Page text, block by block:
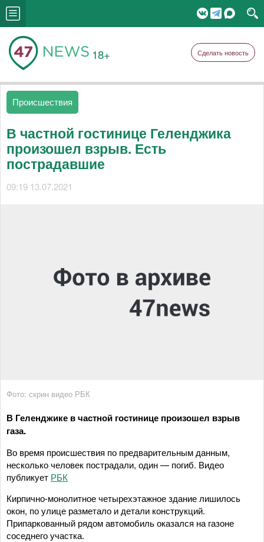
18+ Сделать новость
Происшествия
В частной гостинице Геленджика
произошел взрыв. Есть
пострадавшие
09:19 13.07.2021
Фото: скрин видео РБК
В Геленджике в частной гостинице произошел взрыв
газа.
Во время происшествия по предварительным данным,
несколько человек пострадали, один — погиб. Видео
публикует РБК
Кирпично-монолитное четырехэтажное здание лишилось
окон, по улице разметало и детали конструкций.
Припаркованный рядом автомобиль оказался на газоне
соседнего участка.